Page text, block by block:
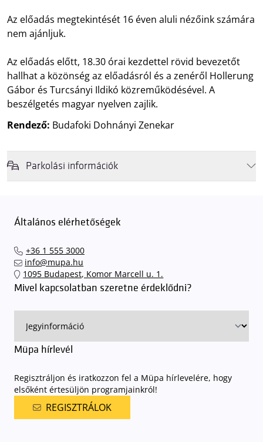
Az előadás megtekintését 16 éven aluli nézőink számára
nem ajánljuk.
Az előadás előtt, 18.30 órai kezdettel rövid bevezetőt
hallhat a közönség az előadásról és a zenéről Hollerung
Gábor és Turcsányi Ildikó közreműködésével. A
beszélgetés magyar nyelven zajlik.
Rendező: Budafoki Dohnányi Zenekar
Parkolási információk
érkezéskor megnövekedett várakozási idővel érdemes kalkulálni. Ezt
azt javasoljuk kedves közönségünknek, induljanak
találhassák meg a legideálisabb parkolóhelyet és
érkezhessenek meg előadásainkra
sorompókat rendszámfelismerő automatika nyitja.
ingyenes azon vendégeink számára, akik egy aznapi fizetős
rendjének részletes leírásaelérhető itt.
Általános elérhetőségek
+36 1 555 3000
info@mupa.hu
1095 Budapest, Komor Marcell u. 1.
Mivel kapcsolatban szeretne érdeklődni?
Müpa hírlevél
Regisztráljon és iratkozzon fel a Müpa hírlevelére, hogy
elsőként értesüljön programjainkról!
REGISZTRÁLOK